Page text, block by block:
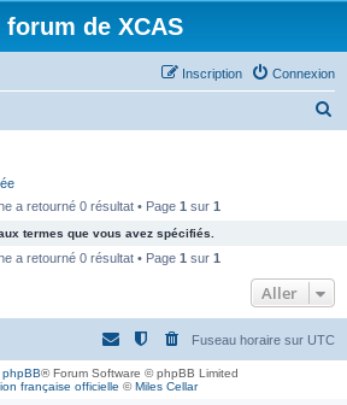
forum de XCAS
Connexion
Inscription
c
e
a retourné 0 résultat • Page 1 sur 1
termes que vous avez spécifiés.
a retourné 0 résultat • Page 1 sur 1
Aller
Fuseau horaire sur UTC
phpBB® Forum Software © phpBB Limited
française officielle ©Miles Cellar